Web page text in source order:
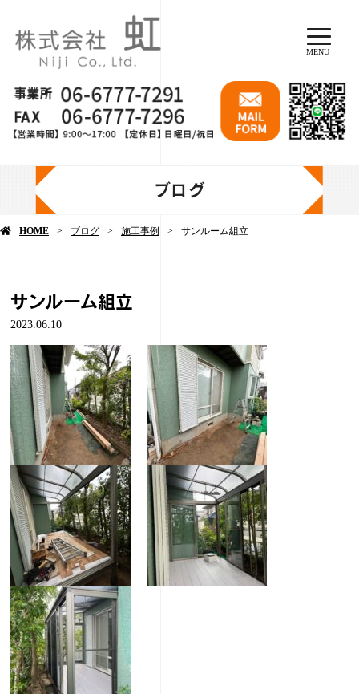
MENU
ブログ
HOME ブログ 施工事例 サンルーム組立
サンルーム組立
2023.06.10